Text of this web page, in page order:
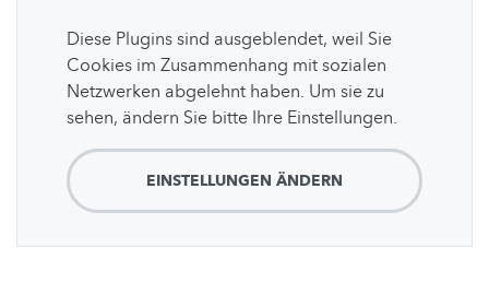
Diese Plugins sind ausgeblendet, weil Sie
Cookies im Zusammenhang mit sozialen
Netzwerken abgelehnt haben. Um sie zu
sehen, ändern Sie bitte Ihre Einstellungen.
EINSTELLUNGEN ÄNDERN